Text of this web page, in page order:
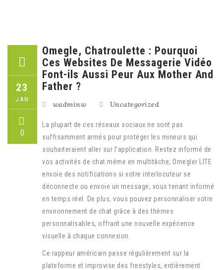
23
JAN
0
Omegle, Chatroulette : Pourquoi
Ces Websites De Messagerie Vidéo
Font-ils Aussi Peur Aux Mother And
Father ?
wadminw Uncategorized
La plupart de ces réseaux sociaux ne sont pas
suffisamment armés pour protéger les mineurs qui
souhaiteraient aller sur l’application. Restez informé de
vos activités de chat même en multitâche; Omegler LITE
envoie des notifications si votre interlocuteur se
déconnecte ou envoie un message, vous tenant informé
en temps réel. De plus, vous pouvez personnaliser votre
environnement de chat grâce à des thèmes
personnalisables, offrant une nouvelle expérience
visuelle à chaque connexion.
Ce rappeur américain passe régulièrement sur la
plateforme et improvise des freestyles, entièrement